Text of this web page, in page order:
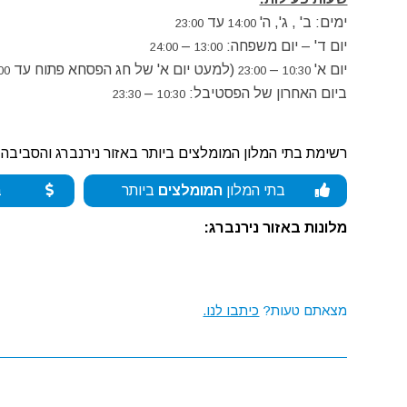
ימים: ב' , ג', ה' 14:00 עד 23:00
יום ד' – יום משפחה: 13:00
–
24:00
יום א' 10:30
–
23:00(למעט יום א' של חג הפסחא פתוח עד
ביום האחרון של הפסטיבל: 10:30
–
23:30
רשימת בתי המלון המומלצים ביותר באזור נירנברג
בתי המלון המומלצים ביותר
מלונות באזור נירנברג:
מצאתם טעות? כיתבו לנו.